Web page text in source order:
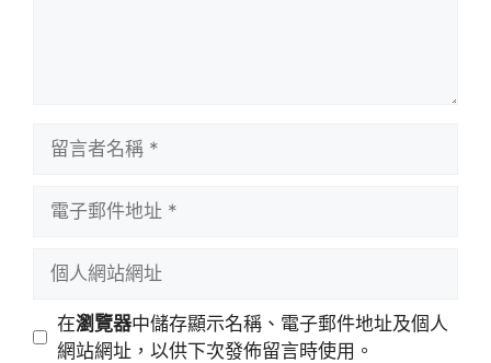
址
站
在瀏覽器中儲存顯示名稱、電子郵件地址及個人
網站網址，以供下次發佈留言時使用。